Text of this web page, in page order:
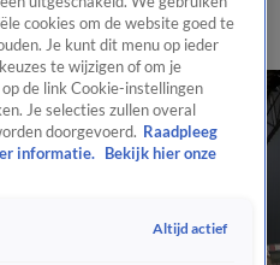
Tip de redactiePanelVideo's
cookies om de website goed te
Je kunt dit menu op ieder
te wijzigen of om je
de link Cookie-instellingen
Je selecties zullen overal
doorgevoerd. Raadpleeg
informatie.
Bekijk hier onze
Altijd actief